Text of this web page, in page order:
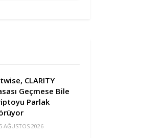
CLARITY
Geçmese Bile
Parlak
AĞUSTOS 2026